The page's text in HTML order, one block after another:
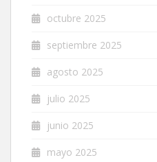
octubre 2025
septiembre 2025
agosto 2025
julio 2025
junio 2025
mayo 2025